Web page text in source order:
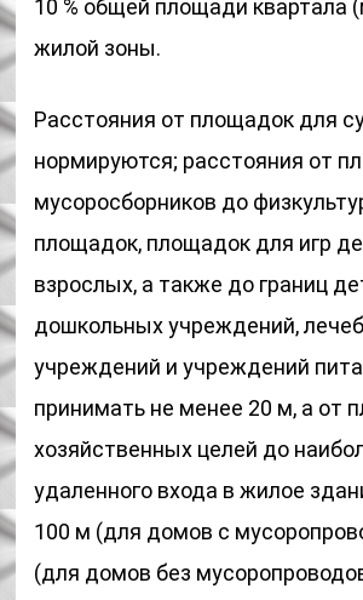
10 % общей площади квартала
жилой зоны.
Расстояния от площадок для
нормируются; расстояния от
мусоросборников до
площадок, площадок для игр
взрослых, а также до границ
дошкольных учреждений,
учреждений и учреждений
принимать не менее 20 м, а от
хозяйственных целей до
удаленного входа в жилое
100 м (для домов с
(для домов без